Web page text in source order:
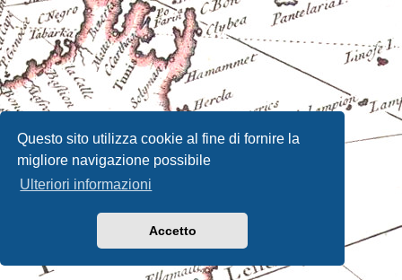
Questo sito utilizza cookie al fine di fornire la
migliore navigazione possibile
Ulteriori informazioni
Accetto